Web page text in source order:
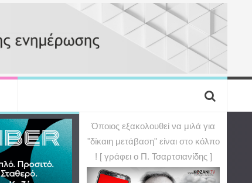
Όποιος εξακολουθεί να μιλά για
"δίκαιη μετάβαση" είναι στο κόλπο
! [ γράφει ο Π. Τσαρτσιανίδης ]